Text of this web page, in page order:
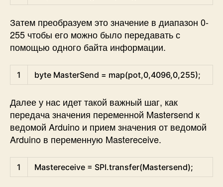
Затем преобразуем это значение в диапазон 0-
255 чтобы его можно было передавать с
помощью одного байта информации.
Arduino
1 byte MasterSend = map(pot,0,4096,0,255);
Далее у нас идет такой важный шаг, как
передача значения переменной Mastersend к
ведомой Arduino и прием значения от ведомой
Arduino в переменную Mastereceive.
Arduino
1 Mastereceive = SPI.transfer(Mastersend);